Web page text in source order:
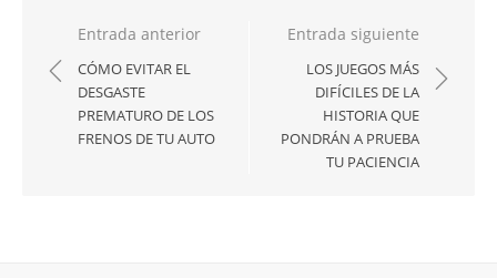
Navegación
de
entradas
Entrada anterior
CÓMO EVITAR EL
DESGASTE
PREMATURO DE LOS
FRENOS DE TU AUTO
Entrada siguiente
LOS JUEGOS MÁS
DIFÍCILES DE LA
HISTORIA QUE
PONDRÁN A PRUEBA
TU PACIENCIA